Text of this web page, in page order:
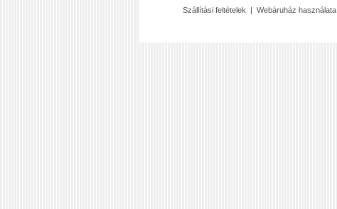
Szállítási feltételek | Webáruház használata